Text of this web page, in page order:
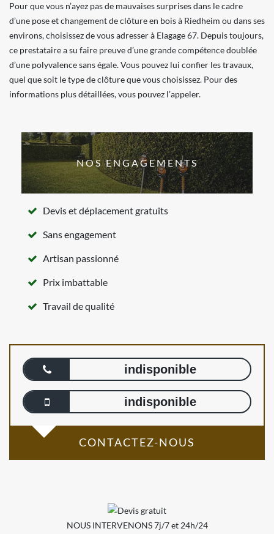
Pour que vous n’ayez pas de mauvaises surprises dans le cadre
d’une pose et changement de clôture en bois à Riedheim ou dans ses
environs, choisissez de vous adresser à Elagage 67. Depuis toujours,
ce prestataire a su faire preuve d’une grande compétence doublée
d’une polyvalence sans égale. Vous pouvez lui confier les travaux,
quel que soit le type de clôture que vous choisissez. Pour des
informations plus détaillées, vous pouvez l’appeler.
NOS ENGAGEMENTS
Devis et déplacement gratuits
Sans engagement
Artisan passionné
Prix imbattable
Travail de qualité
indisponible
indisponible
CONTACTEZ-NOUS
NOUS INTERVENONS 7j/7 et 24h/24